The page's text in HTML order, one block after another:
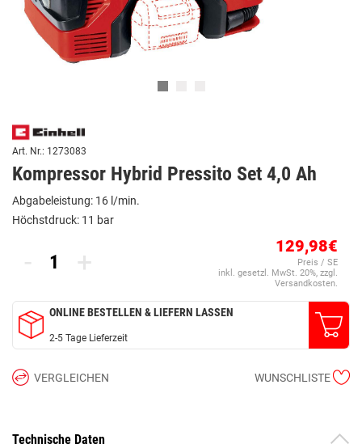
Art. Nr.: 1273083
Kompressor Hybrid Pressito Set 4,0 Ah
Abgabeleistung: 16 l/min.
Höchstdruck: 11 bar
- + 129,98€
Preis / SE
inkl. gesetzl. MwSt. 20%, zzgl.
Versandkosten.
ONLINE BESTELLEN & LIEFERN LASSEN
2-5 Tage Lieferzeit
VERGLEICHEN WUNSCHLISTE
Technische Daten